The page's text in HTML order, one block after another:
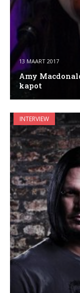
13 MAART 2017
Amy
kapot
INTERVIEW